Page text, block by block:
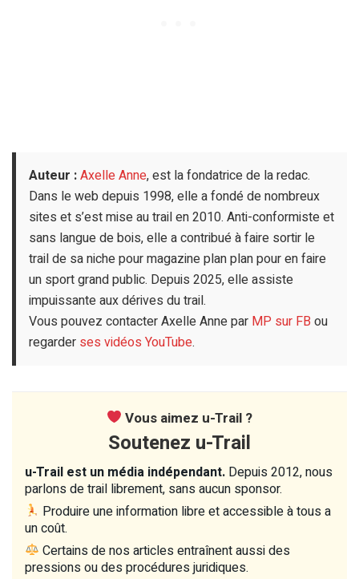
Auteur :Axelle Anne, est la fondatrice de la redac.
Dans le web depuis 1998, elle a fondé de nombreux
sites et s’est mise au trail en 2010. Anti-conformiste et
sans langue de bois, elle a contribué à faire sortir le
trail de sa niche pour magazine plan plan pour en faire
un sport grand public. Depuis 2025, elle assiste
impuissante aux dérives du trail.
Vous pouvez contacter Axelle Anne par MP sur FB ou
regarder ses vidéos YouTube.
Vous aimez u-Trail ?
Soutenez u-Trail
u-Trail est un média indépendant. Depuis 2012, nous
parlons de trail librement, sans aucun sponsor.
Produire une information libre et accessible à tous a
un coût.
Certains de nos articles entraînent aussi des
pressions ou des procédures juridiques.